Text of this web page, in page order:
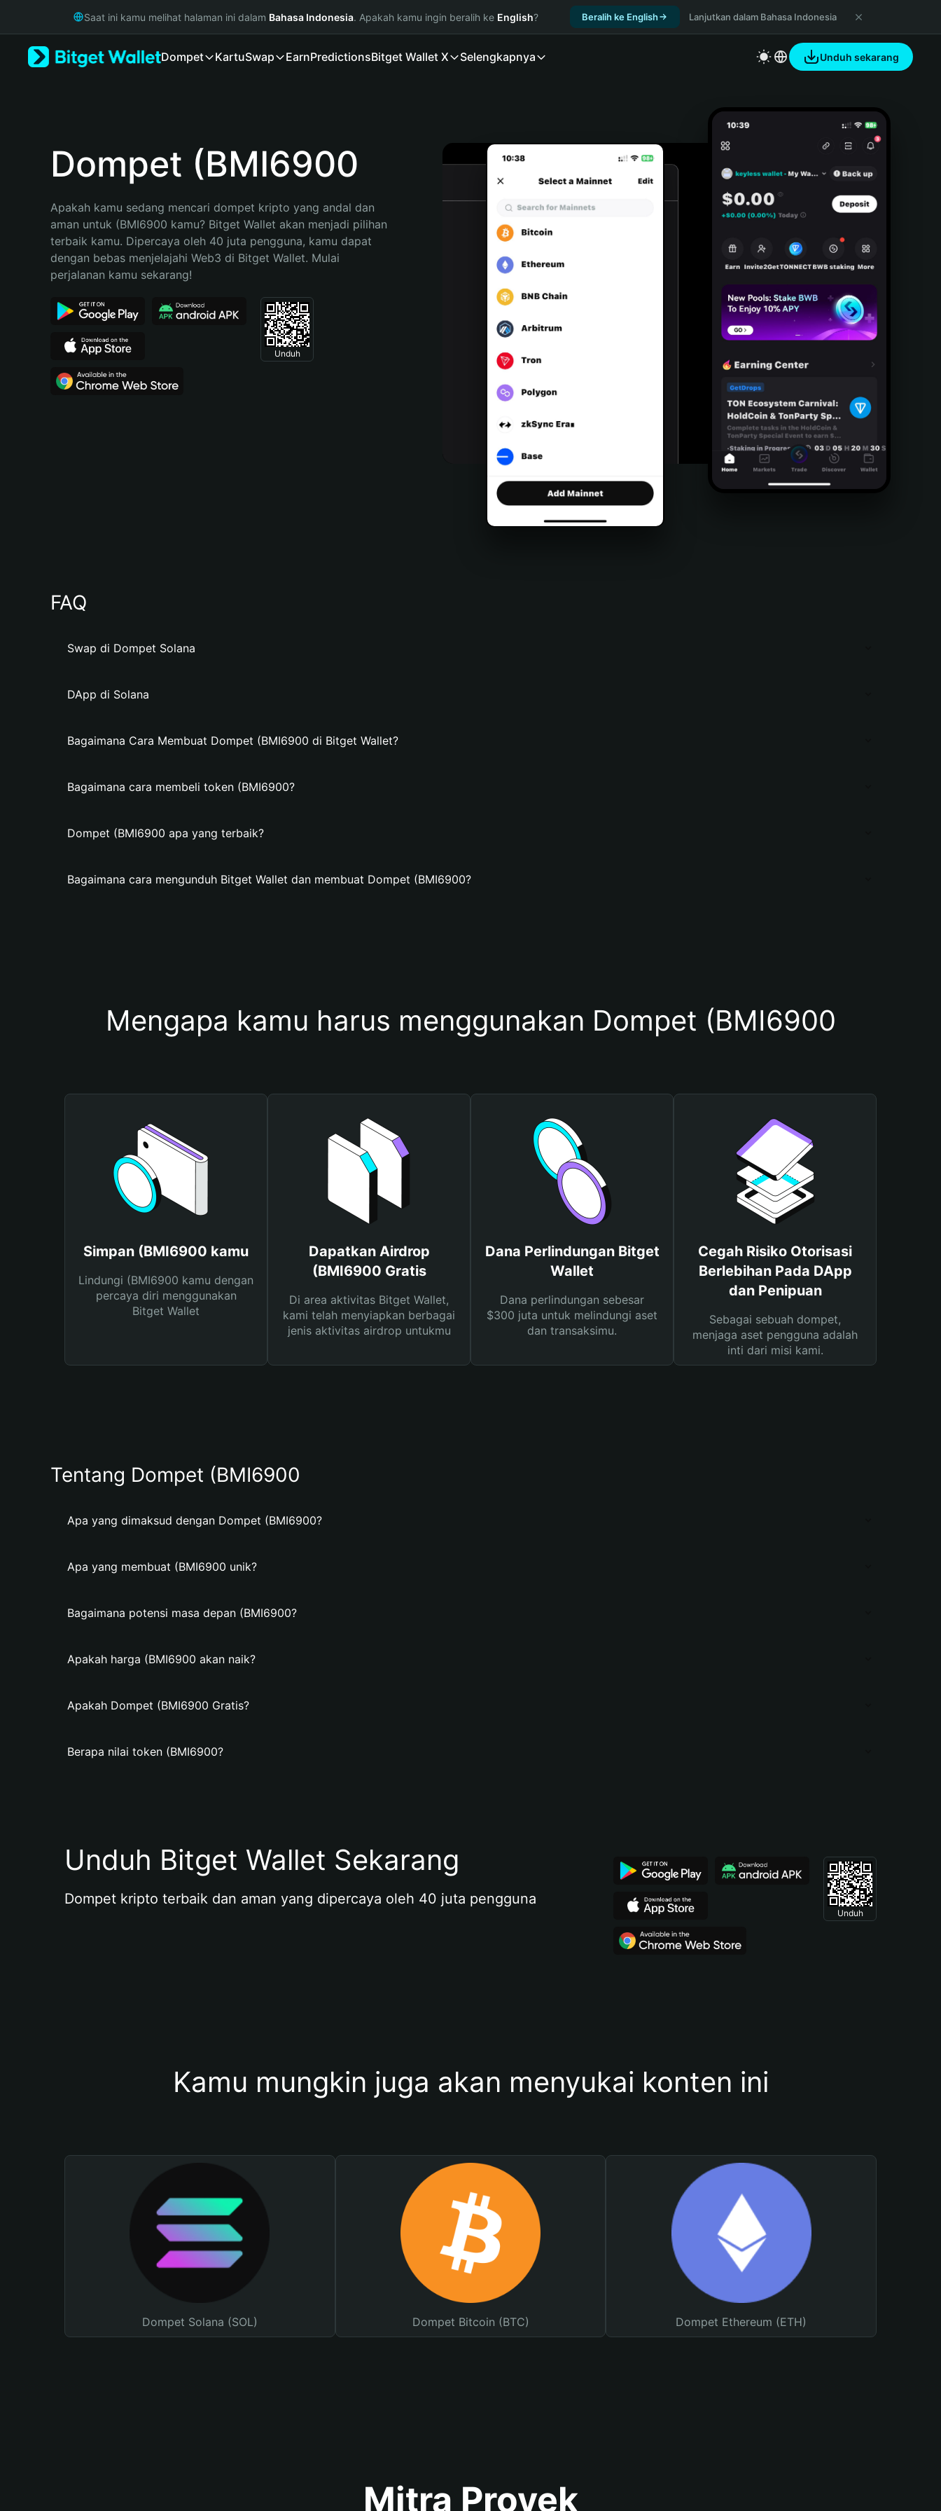
Русский
Bahasa Indonesia
Español (Argentina)
Saat ini kamu melihat halaman ini dalam Bahasa Indonesia. Apakah kamu ingin beralih ke English? Beralih ke English Lanjutkan dalam Bahasa Indonesia
Dompet KartuSwap EarnPredictionsBitget Wallet X Selengkapnya Unduh sekarang
Dompet (BMI6900
Apakah kamu sedang mencari dompet kripto yang andal dan
aman untuk (BMI6900 kamu? Bitget Wallet akan menjadi pilihan
terbaik kamu. Dipercaya oleh 40 juta pengguna, kamu dapat
dengan bebas menjelajahi Web3 di Bitget Wallet. Mulai
perjalanan kamu sekarang!
Unduh
FAQ
Swap di Dompet Solana
DApp di Solana
Bagaimana Cara Membuat Dompet (BMI6900 di Bitget Wallet?
Bagaimana cara membeli token (BMI6900?
Dompet (BMI6900 apa yang terbaik?
Bagaimana cara mengunduh Bitget Wallet dan membuat Dompet (BMI6900?
Mengapa kamu harus menggunakan Dompet (BMI6900
Simpan (BMI6900 kamu
Lindungi (BMI6900 kamu dengan
percaya diri menggunakan
Bitget Wallet
Dapatkan Airdrop
(BMI6900 Gratis
Di area aktivitas Bitget Wallet,
kami telah menyiapkan berbagai
jenis aktivitas airdrop untukmu
Dana Perlindungan Bitget
Wallet
Dana perlindungan sebesar
$300 juta untuk melindungi aset
dan transaksimu.
Cegah Risiko Otorisasi
Berlebihan Pada DApp
dan Penipuan
Sebagai sebuah dompet,
menjaga aset pengguna adalah
inti dari misi kami.
Tentang Dompet (BMI6900
Apa yang dimaksud dengan Dompet (BMI6900?
Apa yang membuat (BMI6900 unik?
Bagaimana potensi masa depan (BMI6900?
Apakah harga (BMI6900 akan naik?
Apakah Dompet (BMI6900 Gratis?
Berapa nilai token (BMI6900?
Unduh Bitget Wallet Sekarang
Dompet kripto terbaik dan aman yang dipercaya oleh 40 juta pengguna
Unduh
Kamu mungkin juga akan menyukai konten ini
Dompet Solana (SOL) Dompet Bitcoin (BTC) Dompet Ethereum (ETH)
Mitra Proyek